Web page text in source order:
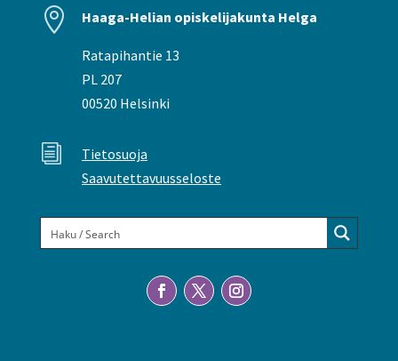
 Haaga-Helian opiskelijakunta Helga
Ratapihantie 13
PL 207
00520 Helsinki
i
Tietosuoja
Saavutettavuusseloste